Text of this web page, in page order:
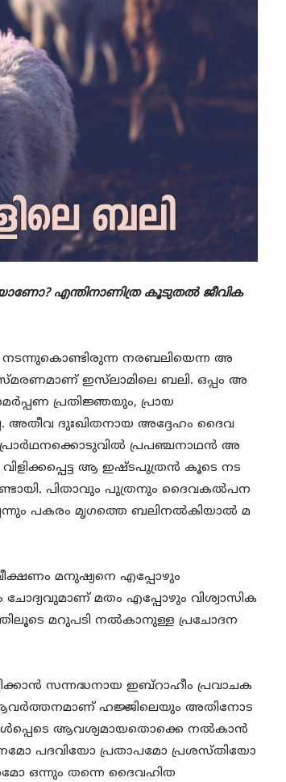
എന്തിനാണിത്ര കൂടുതൽ ജീവിക
നടന്നുകൊണ്ടിരുന്ന നരബലിയെന്ന അ
ഇസ്‌ലാമിലെ ബലി. ഒപ്പം അ
പ്രതിജ്ഞയും, പ്രായ
അതീവ ദുഃഖിതനായ അദ്ദേഹം ദൈവ
പ്രപഞ്ചനാഥൻ അ
ആ ഇഷ്ടപുത്രൻ കൂടെ നട
പിതാവും പുത്രനും ദൈവകൽപന
പകരം മൃഗത്തെ ബലിനൽകിയാൽ മ
മനുഷ്യനെ എപ്പോഴും
ചോദ്യവുമാണ് മതം എപ്പോഴും വിശ്വാസിക
മറുപടി നൽകാനുള്ള പ്രചോദന
സന്നദ്ധനായ ഇബ്റാഹീം പ്രവാചക
ആവർത്തനമാണ് ഹജ്ജിലെയും അതിനോട
ആവശ്യമായതൊക്കെ നൽകാൻ
പദവിയോ പ്രതാപമോ പ്രശസ്തിയോ
ഒന്നും തന്നെ ദൈവഹിത